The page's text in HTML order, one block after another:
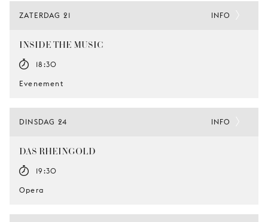
ZATERDAG 21
INSIDE THE MUSIC
18:30
Evenement
INFO
DINSDAG 24
DAS RHEINGOLD
19:30
Opera
INFO